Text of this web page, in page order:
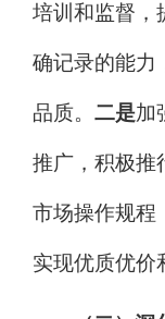
培训和监督，
确记录的能力
品质。 二是加
推广，积极推
市场操作规程
实现优质优价